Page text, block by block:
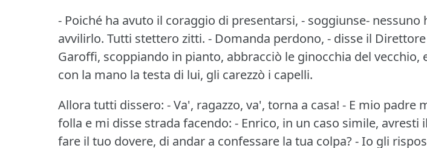
- Poiché ha avuto il coraggio di presentarsi, - soggiunse- nessuno
avvilirlo. Tutti stettero zitti. - Domanda perdono, - disse il
Garoffi, scoppiando in pianto, abbracciò le ginocchia del vecchio,
con la mano la testa di lui, gli carezzò i capelli.
Allora tutti dissero: - Va', ragazzo, va', torna a casa! - E mio padre
folla e mi disse strada facendo: - Enrico, in un caso simile, avresti
fare il tuo dovere, di andar a confessare la tua colpa?- Io gli